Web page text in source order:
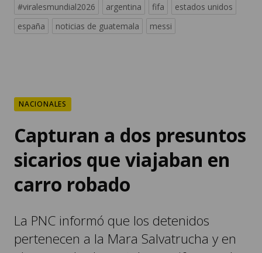
#viralesmundial2026
argentina fifa
estados unidos
españa
noticias de guatemala messi
NACIONALES
Capturan a dos presuntos
sicarios que viajaban en
carro robado
La PNC informó que los detenidos
pertenecen a la Mara Salvatrucha y en